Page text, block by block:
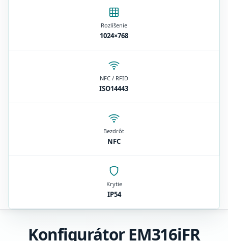
Rozlíšenie
1024×768
NFC / RFID
ISO14443
Bezdrôt
NFC
Krytie
IP54
Konfigurátor EM316iFR